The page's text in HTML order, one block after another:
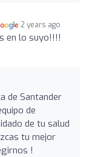
2 years ago
en lo suyo!!!!
de Santander
de
de tu salud
tu mejor
!